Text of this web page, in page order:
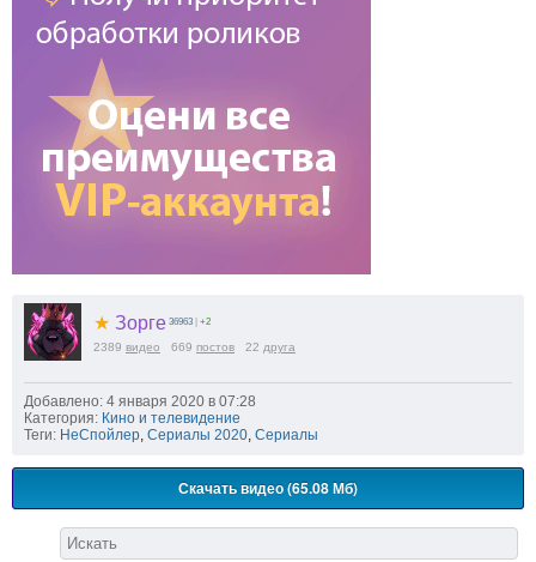
★ Зорге 36963 +2
2389 видео 669 постов 22 друга
Добавлено: 4 января 2020 в 07:28
Категория: Кино и телевидение
Теги: НеСпойлер, Сериалы 2020, Сериалы
Скачать видео (65.08 Мб)